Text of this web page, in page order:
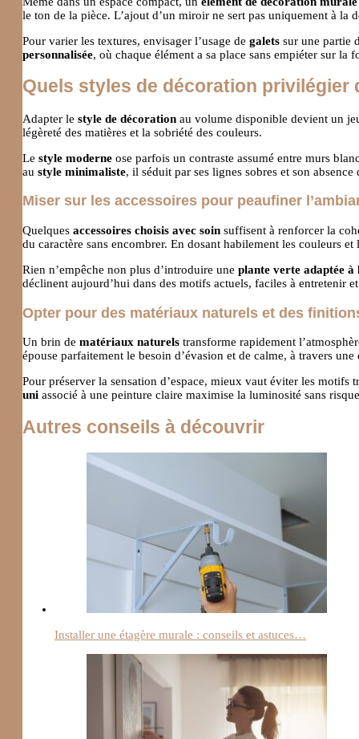
le ton de la pièce. L’ajout d’un miroir ne sert pas uniquement à la
Pour varier les textures, envisager l’usage de galets sur une partie
personnalisée, où chaque élément a sa place sans empiéter sur la
Quels styles de décoration privilégier
Adapter le style de décoration au volume disponible devient un
légèreté des matières et la sobriété des couleurs.
Le style moderne ose parfois un contraste assumé entre murs
au style minimaliste, il séduit par ses lignes sobres et son
Miser sur les accessoires pour peaufiner
Quelques accessoires choisis avec soin suffisent à renforcer la
du caractère sans encombrer. En dosant habilement les couleurs
Rien n’empêche non plus d’introduire une plante verte adaptée
déclinent aujourd’hui dans des motifs actuels, faciles à entretenir
Opter pour des matériaux naturels et des
Un brin de matériaux naturels transforme rapidement
épouse parfaitement le besoin d’évasion et de calme, à travers
Pour préserver la sensation d’espace, mieux vaut éviter les
uni associé à une peinture claire maximise la luminosité sans
Autres conseils à découvrir
Installer une étagère murale : conseils et astuces…